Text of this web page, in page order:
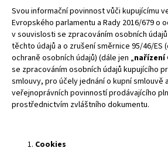
Svou informační povinnost vůči kupujícímu
Evropského parlamentu a Rady 2016/679 o
v souvislosti se zpracováním osobních
těchto údajů a o zrušení směrnice 95/46/ES
ochraně osobních údajů) (dále jen „nařízení
se zpracováním osobních údajů kupujícího
smlouvy, pro účely jednání o kupní smlouvě
veřejnoprávních povinností prodávajícího
prostřednictvím zvláštního dokumentu.
Cookies